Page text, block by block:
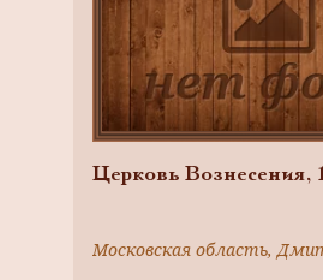
Церковь Вознесения,